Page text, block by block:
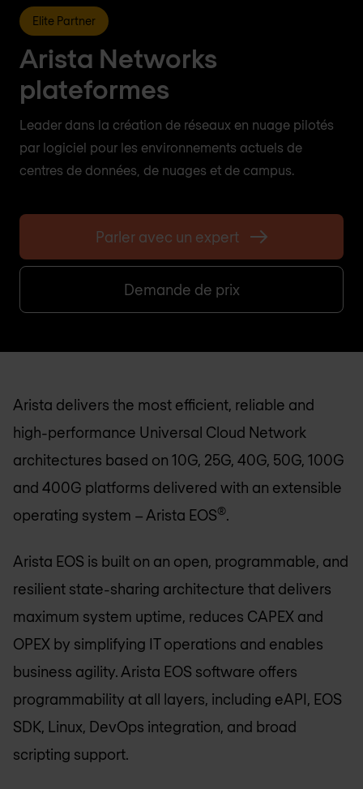
Elite Partner
Arista Networks
plateformes
Leader dans la création de réseaux en nuage pilotés
par logiciel pour les environnements actuels de
centres de données, de nuages et de campus.
Parler avec un expert
Demande de prix
Arista delivers the most efficient, reliable and
high-performance Universal Cloud Network
architectures based on 10G, 25G, 40G, 50G, 100G
and 400G platforms delivered with an extensible
operating system – Arista EOS®.
Arista EOS is built on an open, programmable, and
resilient state-sharing architecture that delivers
maximum system uptime, reduces CAPEX and
OPEX by simplifying IT operations and enables
business agility. Arista EOS software offers
programmability at all layers, including eAPI, EOS
SDK, Linux, DevOps integration, and broad
scripting support.